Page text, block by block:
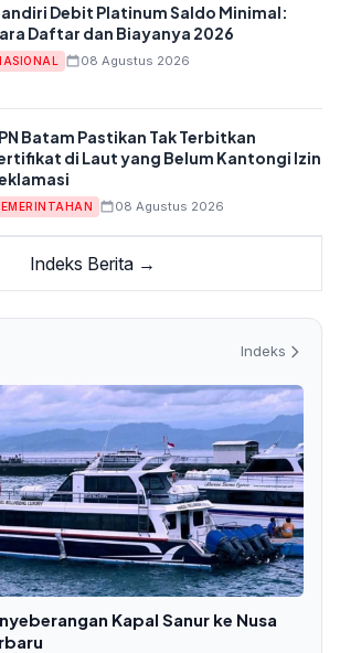
Debit Platinum Saldo Minimal:
Daftar dan Biayanya 2026
08 Agustus 2026
Batam Pastikan Tak Terbitkan
di Laut yang Belum Kantongi Izin
08 Agustus 2026
Indeks Berita →
Indeks
Kapal Sanur ke Nusa